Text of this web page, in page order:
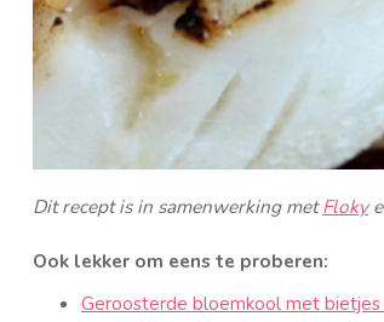
Dit recept is in samenwerking metFloky
Ook lekker om eens te proberen:
Geroosterde bloemkool met